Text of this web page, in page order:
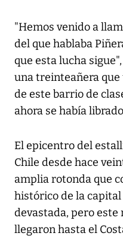
"Hemos venido a
del que hablaba
que esta lucha
una treinteañera
de este barrio de
ahora se había
El epicentro del
Chile desde hace
amplia rotonda que
histórico de la
devastada, pero
llegaron hasta el